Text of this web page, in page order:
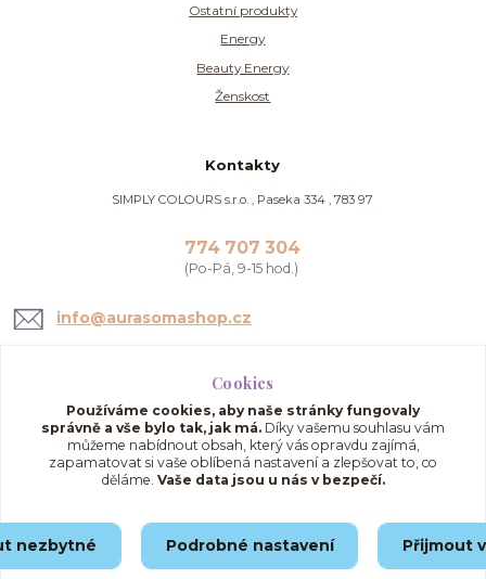
Ostatní produkty
Energy
Beauty Energy
Ženskost
Kontakty
SIMPLY COLOURS s.r.o. , Paseka 334 , 783 97
774 707 304
(Po-Pá, 9-15 hod.)
info@aurasomashop.cz
Upravit sběr cookies.
© 2025 AuraSomaShop.cz – provozovatel Simply Colours s.r.o., IČO: 02562286, se
sídlem Paseka 334, 783 97, Česká republika.
Cookies
Používáme cookies, aby naše stránky fungovaly
správně a vše bylo tak, jak má. Díky vašemu souhlasu vám
můžeme nabídnout obsah, který vás opravdu zajímá,
zapamatovat si vaše oblíbená nastavení a zlepšovat to, co
děláme. Vaše data jsou u nás v bezpečí.
nezbytné Podrobné nastavení Přijmout